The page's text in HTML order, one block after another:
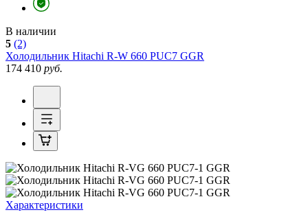
В наличии
5 (2)
Холодильник Hitachi R-W 660 PUC7 GGR
174 410 руб.
Характеристики